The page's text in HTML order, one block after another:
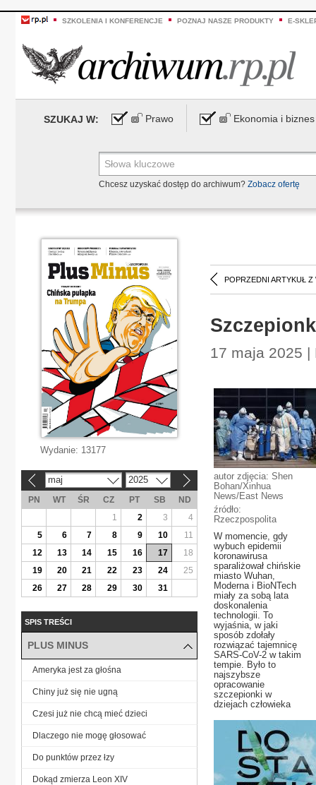
SZKOLENIA I KONFERENCJE POZNAJ NASZE PRODUKTY E-
SZUKAJ W: Prawo Ekonomia i biznes
Chcesz uzyskać dostęp do archiwum? Zobacz ofertę
POPRZEDNI ARTYKUŁ Z
17 maja 2025 |
autor zdjęcia: Shen
Bohan/Xinhua
News/East News
źródło:
Rzeczpospolita
W momencie, gdy
wybuch epidemii
koronawirusa
sparaliżował chińskie
miasto Wuhan,
Moderna i BioNTech
miały za sobą lata
doskonalenia
technologii. To
wyjaśnia, w jaki
sposób zdołały
rozwiązać tajemnicę
SARS-CoV-2 w takim
tempie. Było to
najszybsze
opracowanie
szczepionki w
dziejach człowieka
Wydanie: 13177
maj 2025
PN WT ŚR CZ PT SB
ND
1
2 3
4
5
6 7 8 9 10
11
12
13 14 15 16 17
18
19
20 21 22 23 24
25
26
27 28 29 30 31
SPIS TREŚCI
PLUS MINUS
Ameryka jest za głośna
Chiny już się nie ugną
Czesi już nie chcą mieć dzieci
Dlaczego nie mogę głosować
Do punktów przez łzy
Dokąd zmierza Leon XIV